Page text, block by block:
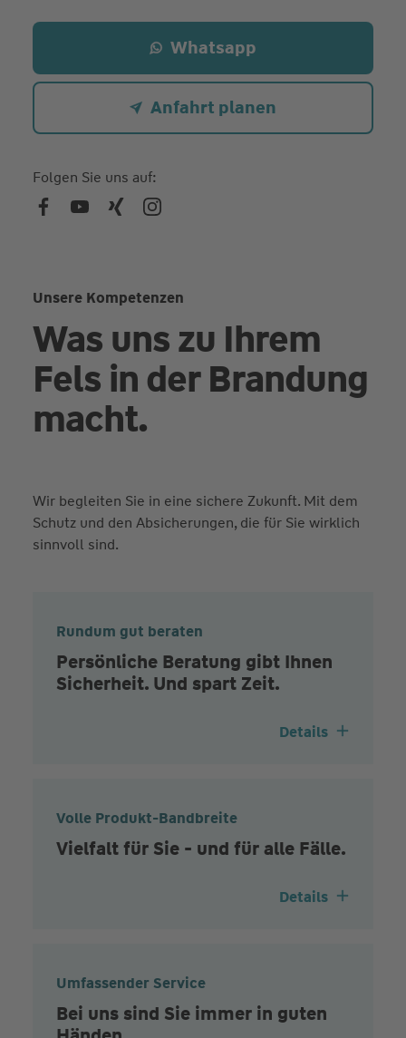
Whatsapp
Anfahrt planen
Folgen Sie uns auf:
Unsere Kompetenzen
Was uns zu Ihrem
Fels in der Brandung
macht.
Wir begleiten Sie in eine sichere Zukunft. Mit dem
Schutz und den Absicherungen, die für Sie wirklich
sinnvoll sind.
Rundum gut beraten
Persönliche Beratung gibt Ihnen
Sicherheit. Und spart Zeit.
Details
Volle Produkt-Bandbreite
Vielfalt für Sie - und für alle Fälle.
Details
Umfassender Service
Bei uns sind Sie immer in guten